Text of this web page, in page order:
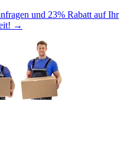
und 23% Rabatt auf Ihr
→